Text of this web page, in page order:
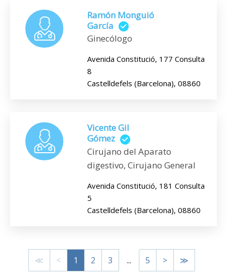
Ramón Monguió
García
Ginecólogo
Avenida Constitució, 177 Consulta
8
Castelldefels (Barcelona), 08860
Vicente Gil
Gómez
Cirujano del Aparato
digestivo, Cirujano General
Avenida Constitució, 181 Consulta
5
Castelldefels (Barcelona), 08860
≪ < 1 2 3 ... 5 > ≫